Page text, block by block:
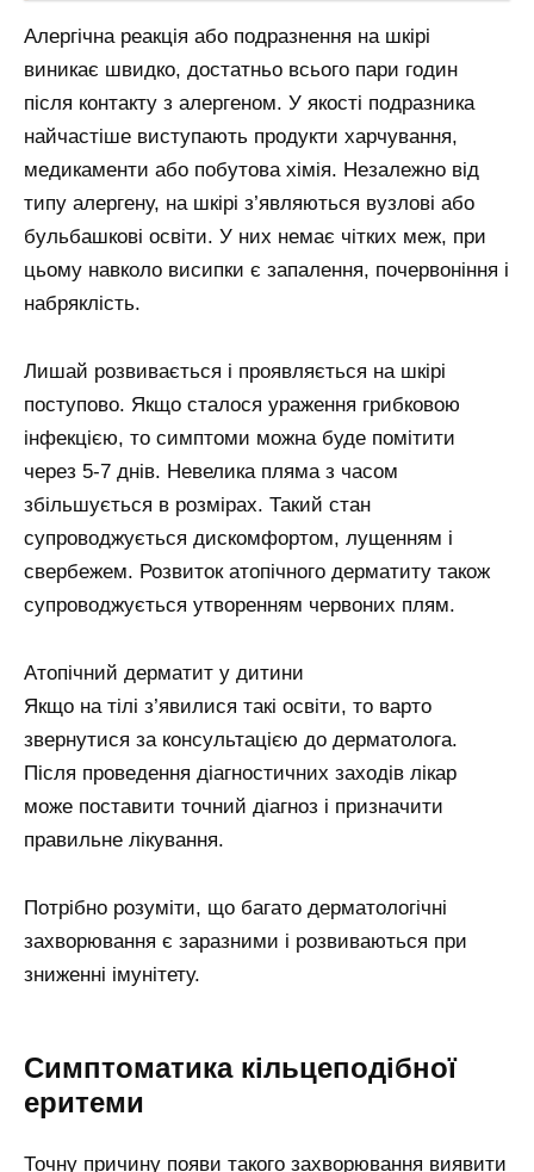
Алергічна реакція або подразнення на шкірі
виникає швидко, достатньо всього пари годин
після контакту з алергеном. У якості подразника
найчастіше виступають продукти харчування,
медикаменти або побутова хімія. Незалежно від
типу алергену, на шкірі з’являються вузлові або
бульбашкові освіти. У них немає чітких меж, при
цьому навколо висипки є запалення, почервоніння і
набряклість.
Лишай розвивається і проявляється на шкірі
поступово. Якщо сталося ураження грибковою
інфекцією, то симптоми можна буде помітити
через 5-7 днів. Невелика пляма з часом
збільшується в розмірах. Такий стан
супроводжується дискомфортом, лущенням і
свербежем. Розвиток атопічного дерматиту також
супроводжується утворенням червоних плям.
Атопічний дерматит у дитини
Якщо на тілі з’явилися такі освіти, то варто
звернутися за консультацією до дерматолога.
Після проведення діагностичних заходів лікар
може поставити точний діагноз і призначити
правильне лікування.
Потрібно розуміти, що багато дерматологічні
захворювання є заразними і розвиваються при
зниженні імунітету.
Симптоматика кільцеподібної
еритеми
Точну причину появи такого захворювання виявити